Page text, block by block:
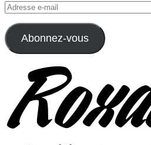
Adresse
e-
mail
Abonnez-vous